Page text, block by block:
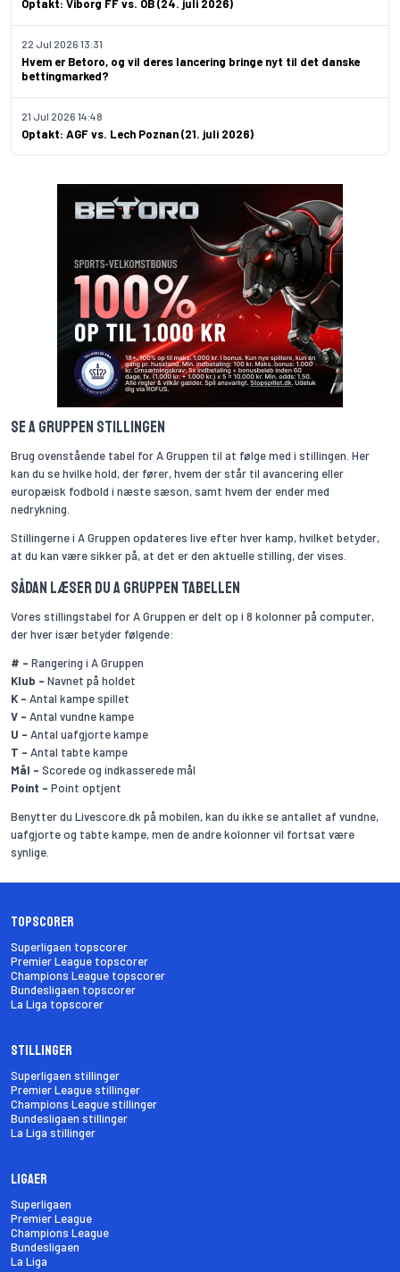
Optakt: Viborg FF vs. OB (24. juli 2026)
Hvem er Betoro, og vil deres lancering bringe nyt til det danske
bettingmarked?
22 Jul 2026 13:31
Optakt: AGF vs. Lech Poznan (21. juli 2026)
21 Jul 2026 14:48
Se A Gruppen stillingen
Brug ovenstående tabel for A Gruppen til at følge med i stillingen. Her
kan du se hvilke hold, der fører, hvem der står til avancering eller
europæisk fodbold i næste sæson, samt hvem der ender med
nedrykning.
Stillingerne i A Gruppen opdateres live efter hver kamp, hvilket betyder,
at du kan være sikker på, at det er den aktuelle stilling, der vises.
Sådan læser du A Gruppen tabellen
Vores stillingstabel for A Gruppen er delt op i 8 kolonner på computer,
der hver især betyder følgende:
# - Rangering i A Gruppen
Klub - Navnet på holdet
K - Antal kampe spillet
V - Antal vundne kampe
U - Antal uafgjorte kampe
T - Antal tabte kampe
Mål - Scorede og indkasserede mål
Point - Point optjent
Benytter du Livescore.dk på mobilen, kan du ikke se antallet af vundne,
uafgjorte og tabte kampe, men de andre kolonner vil fortsat være
synlige.
Topscorer
Superligaen topscorer
Premier League topscorer
Champions League topscorer
Bundesligaen topscorer
La Liga topscorer
Stillinger
Superligaen stillinger
Premier League stillinger
Champions League stillinger
Bundesligaen stillinger
La Liga stillinger
Ligaer
Superligaen
Premier League
Champions League
Bundesligaen
La Liga